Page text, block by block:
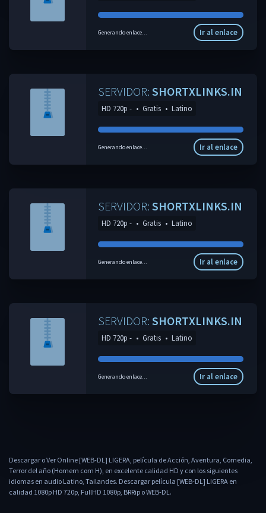
Generando enlace... Ir al enlace
SERVIDOR: SHORTXLINKS.IN
HD 720p - • Gratis • Latino
Generando enlace... Ir al enlace
SERVIDOR: SHORTXLINKS.IN
HD 720p - • Gratis • Latino
Generando enlace... Ir al enlace
SERVIDOR: SHORTXLINKS.IN
HD 720p - • Gratis • Latino
Generando enlace... Ir al enlace
Descargar o Ver Online [WEB-DL] LIGERA, película de Acción, Aventura, Comedia,
Terror del año (Homem com H), en excelente calidad HD y con los siguientes
idiomas en audio Latino, Tailandes. Descargar película [WEB-DL] LIGERA en
calidad 1080p HD 720p, FullHD 1080p, BRRip o WEB-DL.